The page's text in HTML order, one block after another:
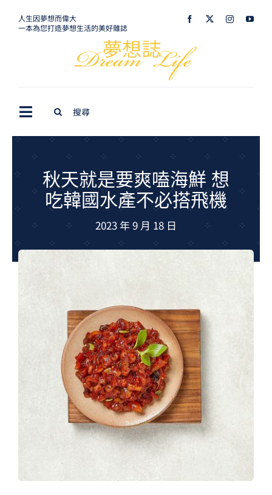
人生因夢想而偉大
一本為您打造夢想生活的美好雜誌
Toggle
Navigation
生活美學
室內設計
夢想旅遊
秋天就是要爽嗑海鮮 想
吃韓國水產不必搭飛機
2023 年 9 月 18 日